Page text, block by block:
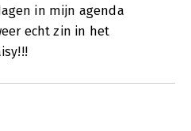
in mijn agenda
echt zin in het